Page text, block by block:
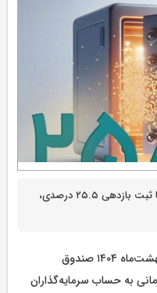
صندوق اندوخته توسعه صادرات آرمانی با ثبت بازدهی ۲۵.۵ درصدی،
سود دوره اردیبهشت‌ماه ۱۴۰۴ صندوق
به حساب سرمایه‌گذاران